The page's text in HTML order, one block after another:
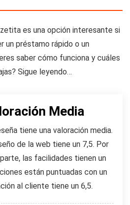
es una opción interesante si
un préstamo rápido o un
saber cómo funciona y cuáles
Sigue leyendo…
Media
tiene una valoración media.
de la web tiene un 7,5. Por
las facilidades tienen un
están puntuadas con un
al cliente tiene un 6,5.